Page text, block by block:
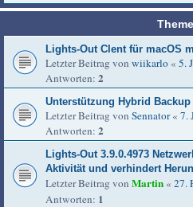
Lights-Out Clent für macOS
Letzter Beitrag von wiikarlo « 5.
Antworten: 2
Unterstützung Hybrid Backup
Letzter Beitrag von Sennator« 7.
Antworten: 2
Lights-Out 3.9.0.4973
Aktivität und verhindert
Letzter Beitrag von Martin « 27.
Antworten: 1